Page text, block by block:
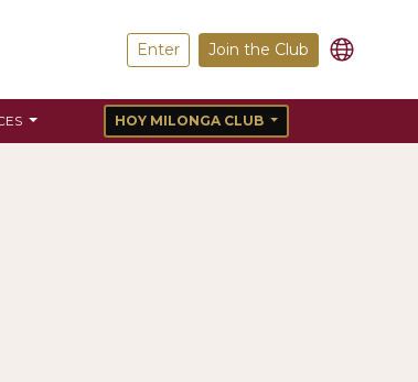
Enter Join the Club
HOY MILONGA CLUB